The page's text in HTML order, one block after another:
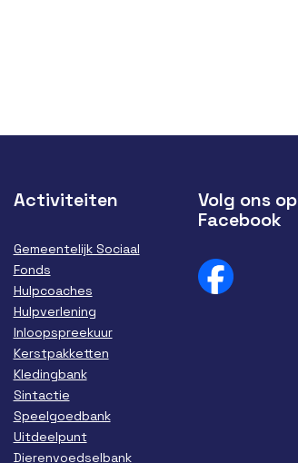
Activiteiten
Gemeentelijk Sociaal
Fonds
Hulpcoaches
Hulpverlening
Inloopspreekuur
Kerstpakketten
Kledingbank
Sintactie
Speelgoedbank
Uitdeelpunt
Dierenvoedselbank
Volg ons op
Facebook